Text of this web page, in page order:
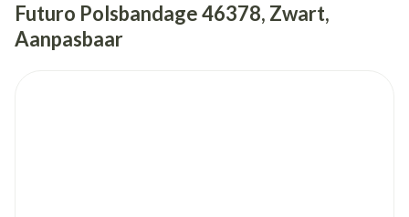
Futuro Polsbandage 46378, Zwart,
Aanpasbaar